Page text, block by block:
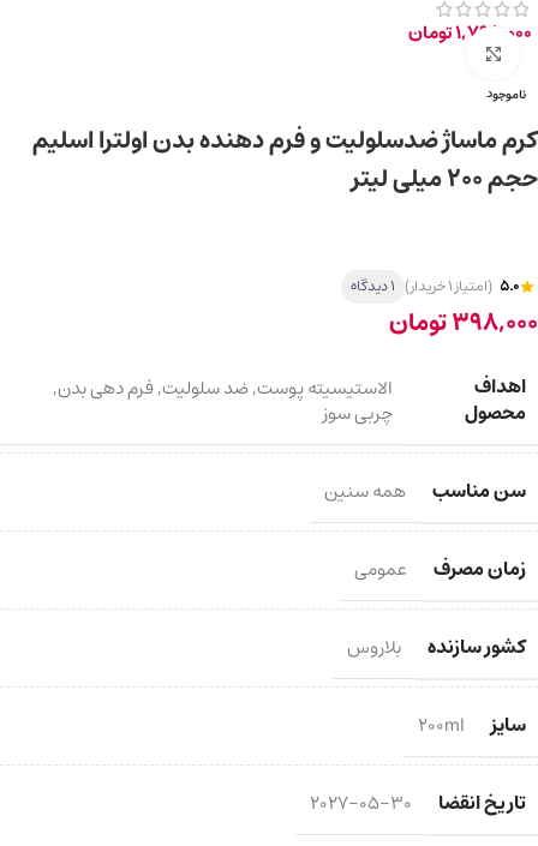
1,798,000تومان
ناموجود
برای بزرگ‌نمایی کلیک کنید
کرم ماساژ ضدسلولیت و فرم دهنده بدن اولترا اسلیم
حجم ۲۰۰ میلی لیتر
5.0 (امتیاز 1 خریدار) 1 دیدگاه
398,000تومان
اهداف
محصول
الاستیسیته پوست,ضد سلولیت,فرم دهی بدن,
چربی سوز
سن مناسب همه سنین
زمان مصرف عمومی
کشور سازنده بلاروس
سایز 200ml
تاریخ انقضا 2027-05-30